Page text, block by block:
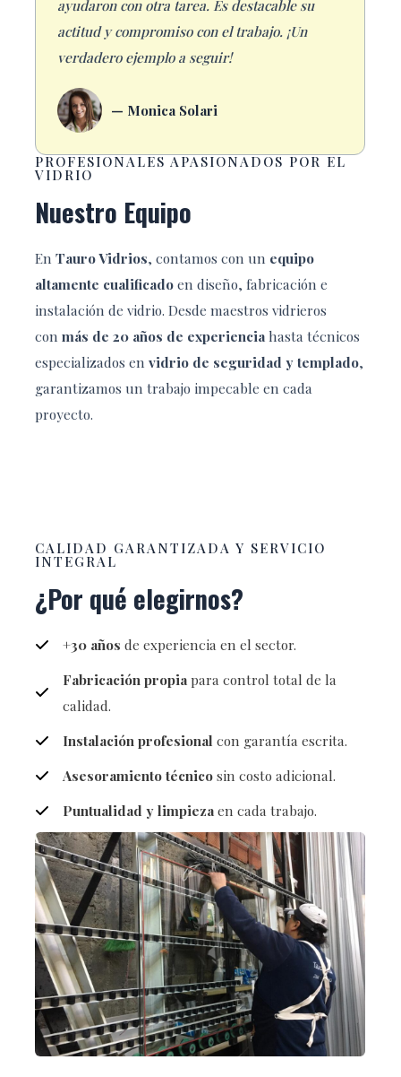
ayudaron con otra tarea. Es destacable su
actitud y compromiso con el trabajo. ¡Un
verdadero ejemplo a seguir!
— Monica Solari
PROFESIONALES APASIONADOS POR EL
VIDRIO
Nuestro Equipo
EnTauro Vidrios, contamos con un equipo
altamente cualificadoen diseño, fabricación e
instalación de vidrio. Desde maestros vidrieros
conmás de 20 años de experienciahasta técnicos
especializados envidrio de seguridad y templado,
garantizamos un trabajo impecable en cada
proyecto.
CALIDAD GARANTIZADA Y SERVICIO
INTEGRAL
¿Por qué elegirnos?
+30 años de experiencia en el sector.
Fabricación propiapara control total de la
calidad.
Instalación profesional con garantía escrita.
Asesoramiento técnicosin costo adicional.
Puntualidad y limpiezaen cada trabajo.